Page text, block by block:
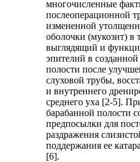
многочисленные
послеоперационной
измененной
оболочки (мукозит) в
выглядящий и
эпителий в
полости после
слуховой трубы,
и внутреннего
среднего уха [2-5].
барабанной полости
предпосылки для
раздражения
поддержания ее
[6].